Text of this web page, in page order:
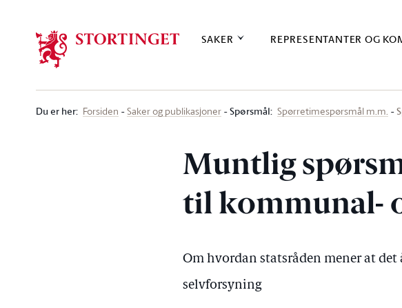
SAKER REPRESENTANTER OG
Du er her: Forsiden Saker og publikasjoner Spørsmål: Spørretimespørsmål m.m.
Muntlig
til kommunal-
Om hvordan statsråden mener at
selvforsyning